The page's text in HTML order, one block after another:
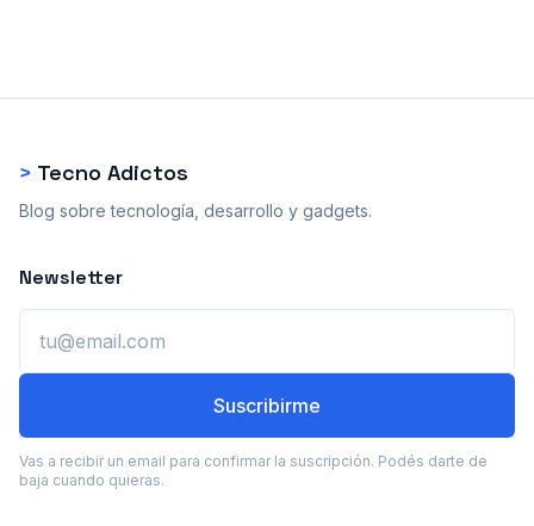
> Tecno Adictos
Blog sobre tecnología, desarrollo y gadgets.
Newsletter
Suscribirme
Vas a recibir un email para confirmar la suscripción. Podés darte de
baja cuando quieras.